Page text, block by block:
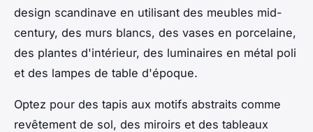
design scandinave en utilisant des meubles mid-
century, des murs blancs, des vases en porcelaine,
des plantes d'intérieur, des luminaires en métal poli
et des lampes de table d'époque.
Optez pour des tapis aux motifs abstraits comme
revêtement de sol, des miroirs et des tableaux